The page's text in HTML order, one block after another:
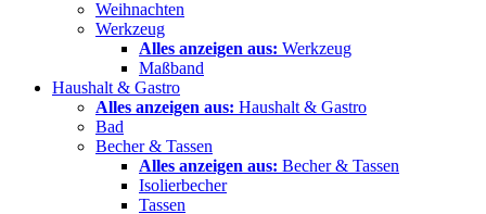
Weihnachten
Werkzeug
Alles anzeigen aus: Werkzeug
Maßband
Haushalt & Gastro
Alles anzeigen aus: Haushalt & Gastro
Bad
Becher & Tassen
Alles anzeigen aus: Becher & Tassen
Isolierbecher
Tassen